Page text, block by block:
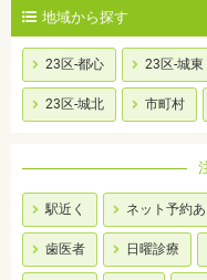
地域から探す
23区-都心 23区-城東
23区-城北 市町村
駅近く ネット予約あ
歯医者 日曜診療